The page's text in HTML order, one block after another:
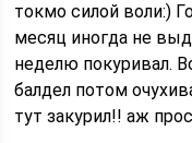
токмо силой воли:)
месяц иногда не
неделю покуривал.
балдел потом
тут закурил!! аж